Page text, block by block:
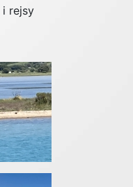
i rejsy